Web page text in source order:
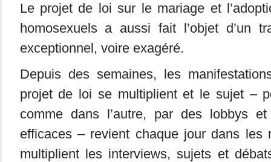
Le projet de loi sur le mariage et
homosexuels a aussi fait l’objet d’un
exceptionnel, voire exagéré.
Depuis des semaines, les
projet de loi se multiplient et le sujet –
comme dans l’autre, par des lobbys
efficaces – revient chaque jour dans les
multiplient les interviews, sujets et